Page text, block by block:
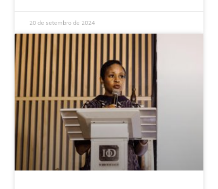
20 de setembro de 2024